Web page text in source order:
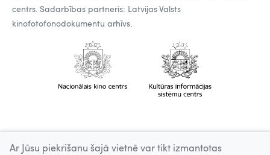
centrs. Sadarbības partneris: Latvijas Valsts
kinofotofonodokumentu arhīvs.
Ar Jūsu piekrišanu šajā vietnē var tikt izmantotas